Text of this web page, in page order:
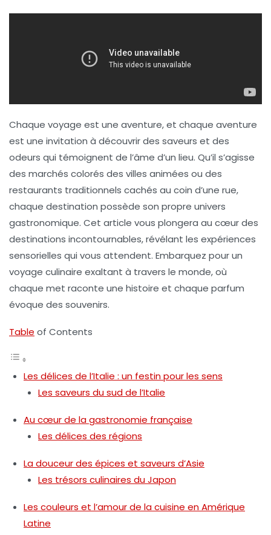
Chaque voyage est une aventure, et chaque aventure
est une invitation à découvrir des saveurs et des
odeurs qui témoignent de l’âme d’un lieu. Qu’il s’agisse
des marchés colorés des villes animées ou des
restaurants traditionnels cachés au coin d’une rue,
chaque destination possède son propre univers
gastronomique. Cet article vous plongera au cœur des
destinations incontournables, révélant les expériences
sensorielles qui vous attendent. Embarquez pour un
voyage culinaire exaltant à travers le monde, où
chaque met raconte une histoire et chaque parfum
évoque des souvenirs.
Table of Contents
Les délices de l’Italie : un festin pour les sens
Les saveurs du sud de l’Italie
Au cœur de la gastronomie française
Les délices des régions
La douceur des épices et saveurs d’Asie
Les trésors culinaires du Japon
Les couleurs et l’amour de la cuisine en Amérique
Latine